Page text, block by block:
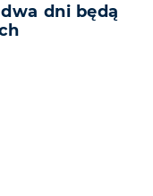
dni będą